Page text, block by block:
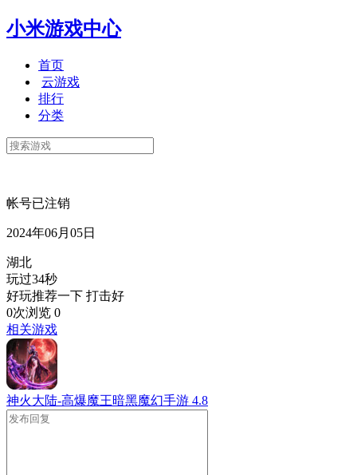
小米游戏中心
首页
云游戏
排行
分类
帐号已注销
2024年06月05日
湖北
玩过34秒
好玩推荐一下 打击好
0次浏览 0
相关游戏
神火大陆-高爆魔王暗黑魔幻手游 4.8